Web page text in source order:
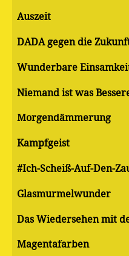
Auszeit
DADA gegen die
Wunderbare
Niemand ist was
Morgendämmerung
Kampfgeist
#Ich-Scheiß-Auf-Den-
Glasmurmelwunder
Das Wiedersehen mit
Magentafarben